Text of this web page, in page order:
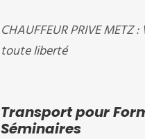
CHAUFFEUR PRIVE METZ
toute liberté
Transport pour
Séminaires